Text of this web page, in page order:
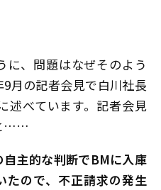
に、問題はなぜそのよう
月の記者会見で白川社長
述べています。記者会見
……
自主的な判断でBMに入庫
たので、不正請求の発生